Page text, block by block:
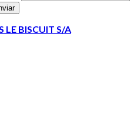
LE BISCUIT S/A